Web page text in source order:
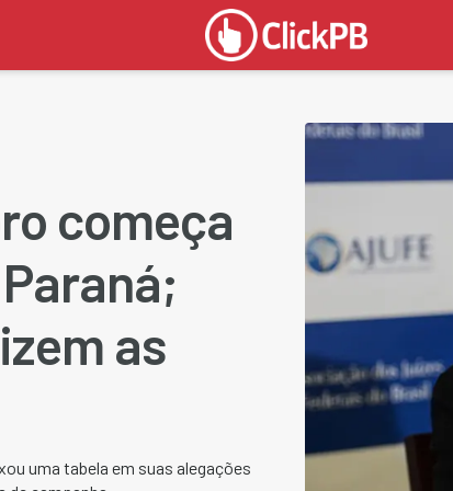
começa
as
uma tabela em suas alegações